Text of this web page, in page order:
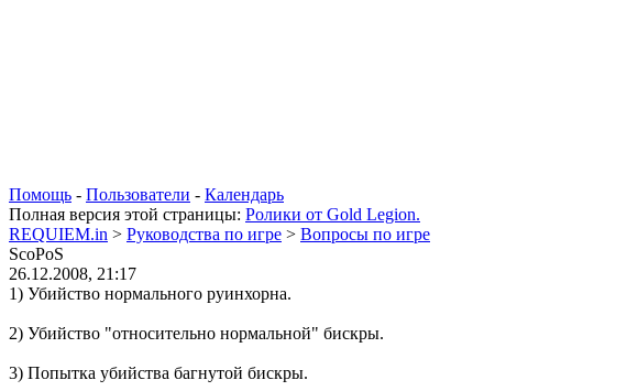
Помощь - Пользователи - Календарь
Полная версия этой страницы: Ролики от Gold Legion.
REQUIEM.in > Руководства по игре > Вопросы по игре
ScoPoS
26.12.2008, 21:17
1) Убийство нормального руинхорна.
2) Убийство "относительно нормальной" бискры.
3) Попытка убийства багнутой бискры.